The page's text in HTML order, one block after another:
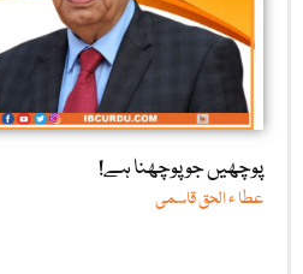
پوچھیں جو پوچھنا ہے!
عطا ء الحق قاسمی